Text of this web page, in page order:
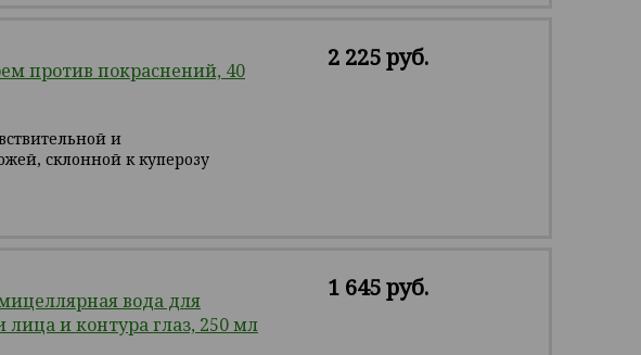
против покраснений, 40
и
склонной к куперозу
2 225 руб.
вода для
и контура глаз, 250 мл
1 645 руб.